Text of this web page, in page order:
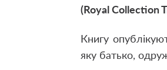
(Royal Collection
Книгу
яку батько,